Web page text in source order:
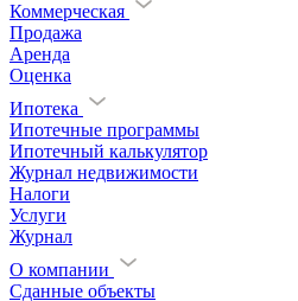
Коммерческая
Продажа
Аренда
Оценка
Ипотека
Ипотечные программы
Ипотечный калькулятор
Журнал недвижимости
Налоги
Услуги
Журнал
О компании
Сданные объекты